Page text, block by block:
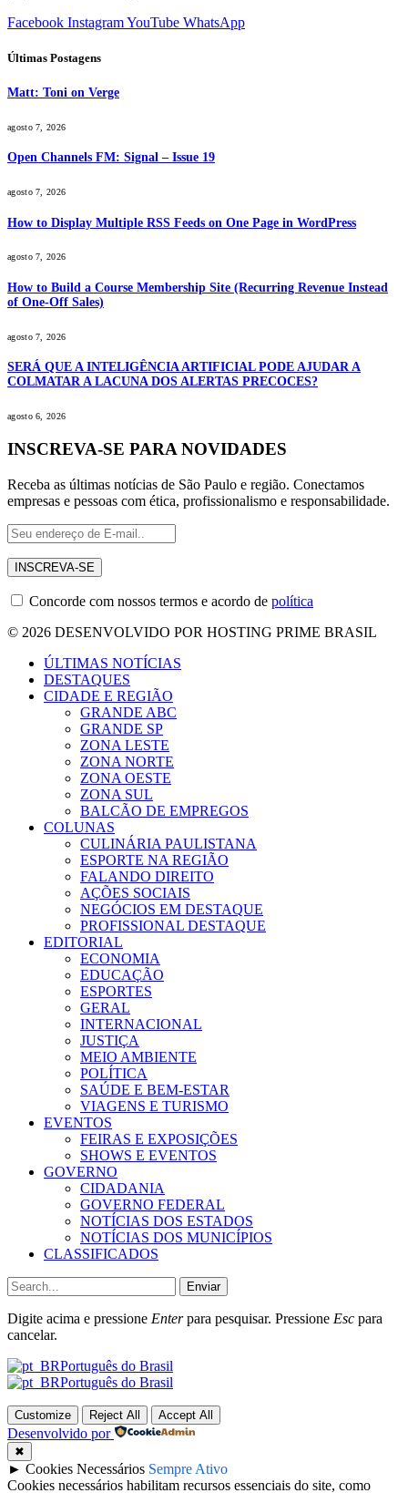
Facebook InstagramYouTube WhatsApp
Últimas Postagens
Matt: Toni on Verge
agosto 7, 2026
Open Channels FM: Signal – Issue 19
agosto 7, 2026
How to Display Multiple RSS Feeds on One Page in WordPress
agosto 7, 2026
How to Build a Course Membership Site (Recurring Revenue Instead
of One-Off Sales)
agosto 7, 2026
SERÁ QUE A INTELIGÊNCIA ARTIFICIAL PODE AJUDAR A
COLMATAR A LACUNA DOS ALERTAS PRECOCES?
agosto 6, 2026
INSCREVA-SE PARA NOVIDADES
Receba as últimas notícias de São Paulo e região. Conectamos
empresas e pessoas com ética, profissionalismo e responsabilidade.
Concorde com nossos termos e acordo de política
© 2026 DESENVOLVIDO POR HOSTING PRIME BRASIL
ÚLTIMAS NOTÍCIAS
DESTAQUES
CIDADE E REGIÃO
GRANDE ABC
GRANDE SP
ZONA LESTE
ZONA NORTE
ZONA OESTE
ZONA SUL
BALCÃO DE EMPREGOS
COLUNAS
CULINÁRIA PAULISTANA
ESPORTE NA REGIÃO
FALANDO DIREITO
AÇÕES SOCIAIS
NEGÓCIOS EM DESTAQUE
PROFISSIONAL DESTAQUE
EDITORIAL
ECONOMIA
EDUCAÇÃO
ESPORTES
GERAL
INTERNACIONAL
JUSTIÇA
MEIO AMBIENTE
POLÍTICA
SAÚDE E BEM-ESTAR
VIAGENS E TURISMO
EVENTOS
FEIRAS E EXPOSIÇÕES
SHOWS E EVENTOS
GOVERNO
CIDADANIA
GOVERNO FEDERAL
NOTÍCIAS DOS ESTADOS
NOTÍCIAS DOS MUNICÍPIOS
CLASSIFICADOS
Enviar
Digite acima e pressione Enterpara pesquisar. Pressione Esc para
cancelar.
Português do Brasil
Português do Brasil
Customize Reject All Accept All
Desenvolvido por
✖
► Cookies Necessários Sempre Ativo
Cookies necessários habilitam recursos essenciais do site, como